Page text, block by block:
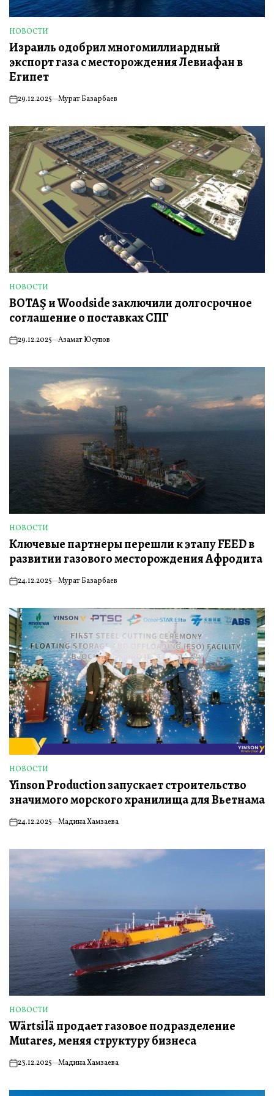
ОПУБЛИКОВАНО
В
НОВОСТИ
Израиль одобрил многомиллиардный
экспорт газа с месторождения Левиафан в
Египет
on29.12.2025 Мурат Базарбаев
ОПУБЛИКОВАНО
В
НОВОСТИ
BOTAŞ и Woodside заключили долгосрочное
соглашение о поставках СПГ
on29.12.2025 Азамат Юсупов
ОПУБЛИКОВАНО
В
НОВОСТИ
Ключевые партнеры перешли к этапу FEED в
развитии газового месторождения Афродита
on24.12.2025 Мурат Базарбаев
ОПУБЛИКОВАНО
В
НОВОСТИ
Yinson Production запускает строительство
значимого морского хранилища для Вьетнама
on24.12.2025 Мадина Хамзаева
ОПУБЛИКОВАНО
В
НОВОСТИ
Wärtsilä продает газовое подразделение
Mutares, меняя структуру бизнеса
on23.12.2025 Мадина Хамзаева